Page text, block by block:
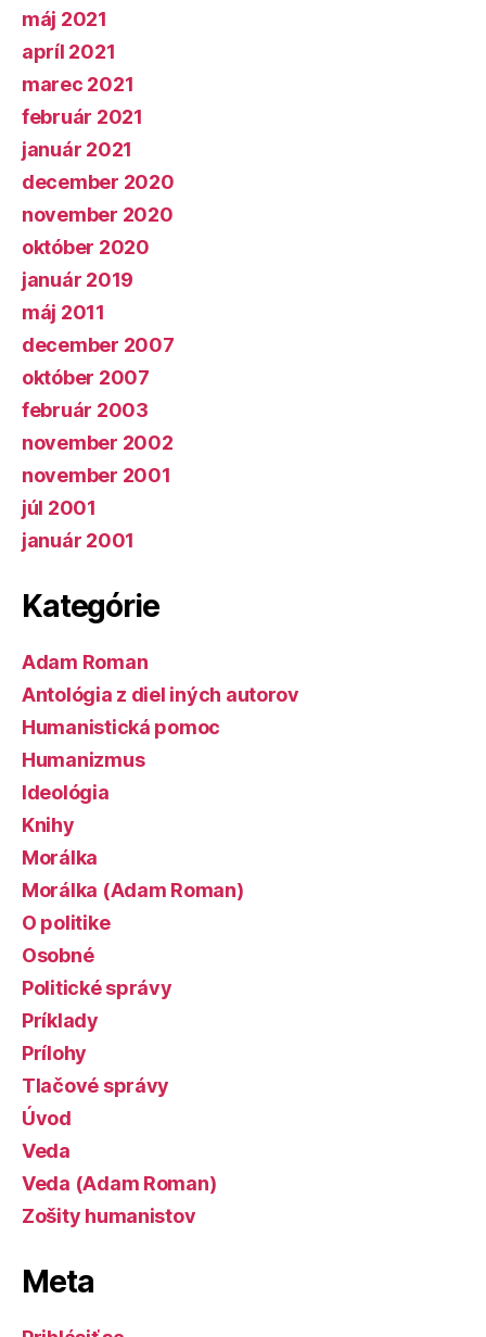
máj 2021
apríl 2021
marec 2021
február 2021
január 2021
december 2020
november 2020
október 2020
január 2019
máj 2011
december 2007
október 2007
február 2003
november 2002
november 2001
júl 2001
január 2001
Kategórie
Adam Roman
Antológia z diel iných autorov
Humanistická pomoc
Humanizmus
Ideológia
Knihy
Morálka
Morálka (Adam Roman)
O politike
Osobné
Politické správy
Príklady
Prílohy
Tlačové správy
Úvod
Veda
Veda (Adam Roman)
Zošity humanistov
Meta